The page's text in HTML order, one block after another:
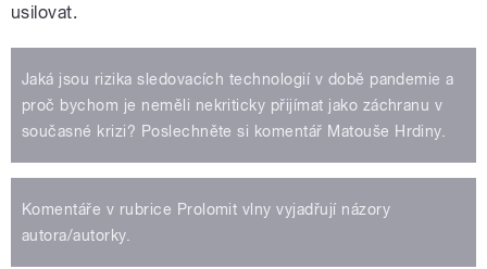
usilovat.
Jaká jsou rizika sledovacích technologií v době pandemie a
proč bychom je neměli nekriticky přijímat jako záchranu v
současné krizi? Poslechněte si komentář Matouše Hrdiny.
Komentáře v rubrice Prolomit vlny vyjadřují názory
autora/autorky.